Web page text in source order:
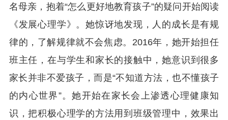
名母亲，抱着“怎么更好地教育孩子”的疑问开始阅读
《发展心理学》。她惊讶地发现，人的成长是有规
律的，了解规律就不会焦虑。2016年，她开始担任
班主任，在与学生和家长的接触中，她意识到很多
家长并非不爱孩子，而是“不知道方法，也不懂孩子
的内心世界”。她开始在家长会上渗透心理健康知
识，把积极心理学的方法用到班级管理中，效果出